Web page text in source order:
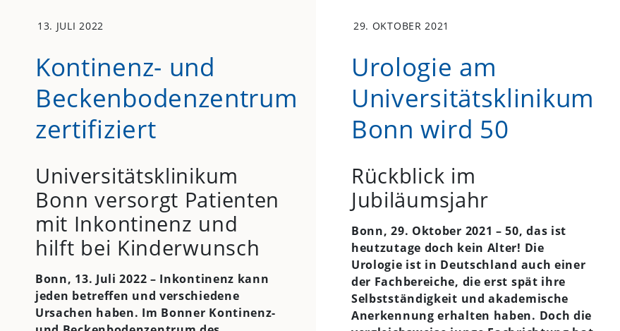
13. JULI 2022
Kontinenz- und
Beckenbodenzentrum
zertifiziert
Universitätsklinikum
Bonn versorgt Patienten
mit Inkontinenz und
hilft bei Kinderwunsch
Bonn, 13. Juli 2022 – Inkontinenz kann
jeden betreffen und verschiedene
Ursachen haben. Im Bonner Kontinenz-
29. OKTOBER 2021
Urologie am
Universitätsklinikum
Bonn wird 50
Rückblick im
Jubiläumsjahr
Bonn, 29. Oktober 2021 – 50, das ist
heutzutage doch kein Alter! Die
Urologie ist in Deutschland auch einer
der Fachbereiche, die erst spät ihre
Selbstständigkeit und akademische
Anerkennung erhalten haben. Doch die